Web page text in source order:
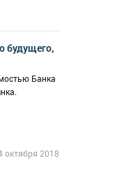
будущего,
Банка
октября 2018